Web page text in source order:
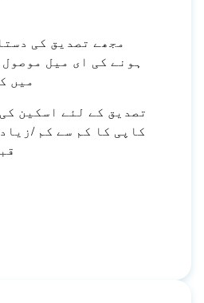
مجھے تصدیق کی
ہونے کی ای میل
میں
تصدیق کے لئے اسکین
کاپی کا کم سے کم /